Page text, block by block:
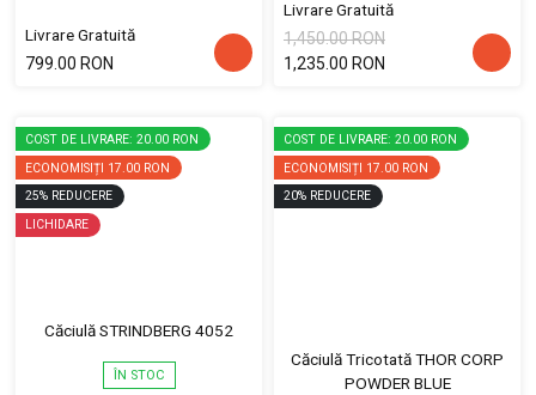
Livrare Gratuită
799.00 RON
Livrare Gratuită
1,450.00 RON
1,235.00 RON
COST DE LIVRARE: 20.00 RON
ECONOMISIȚI 17.00 RON
25% REDUCERE
LICHIDARE
Căciulă STRINDBERG 4052
ÎN STOC
COST DE LIVRARE: 20.00 RON
ECONOMISIȚI 17.00 RON
20% REDUCERE
Căciulă Tricotată THOR CORP
POWDER BLUE